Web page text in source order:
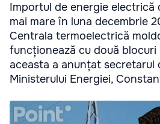
Importul de energie electrică
mai mare în luna decembrie
Centrala termoelectrică
funcționează cu două blocuri
aceasta a anunțat secretarul
Ministerului Energiei,